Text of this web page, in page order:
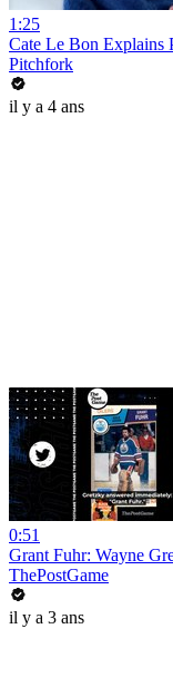
1:25
Cate Le Bon Explains
Pitchfork
il y a 4 ans
0:51
Grant Fuhr: Wayne
ThePostGame
il y a 3 ans